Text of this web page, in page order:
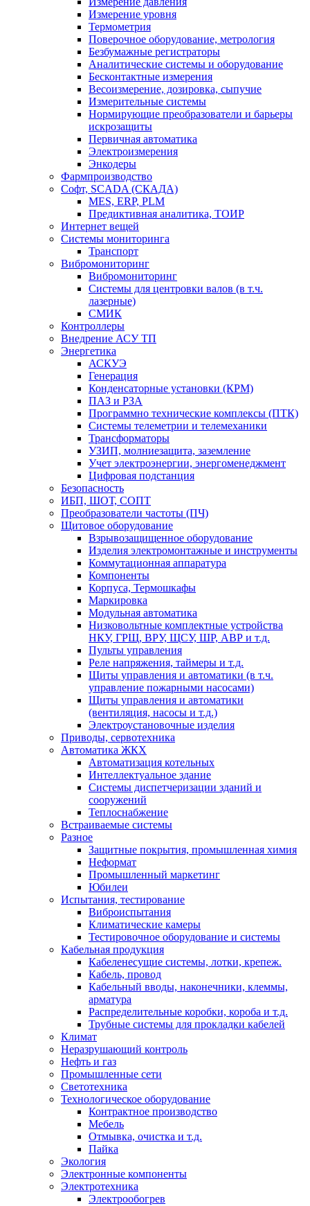
Измерение уровня
Термометрия
Поверочное оборудование, метрология
Безбумажные регистраторы
Аналитические системы и оборудование
Бесконтактные измерения
Весоизмерение, дозировка, сыпучие
Измерительные системы
Нормирующие преобразователи и барьеры
искрозащиты
Первичная автоматика
Электроизмерения
Энкодеры
Фармпроизводство
Софт, SCADA (СКАДА)
MES, ERP, PLM
Предиктивная аналитика, ТОИР
Интернет вещей
Системы мониторинга
Транспорт
Вибромониторинг
Вибромониторинг
Системы для центровки валов (в т.ч.
лазерные)
СМИК
Контроллеры
Внедрение АСУ ТП
Энергетика
АСКУЭ
Генерация
Конденсаторные установки (КРМ)
ПАЗ и РЗА
Программно технические комплексы (ПТК)
Системы телеметрии и телемеханики
Трансформаторы
УЗИП, молниезащита, заземление
Учет электроэнергии, энергоменеджмент
Цифровая подстанция
Безопасность
ИБП, ШОТ, СОПТ
Преобразователи частоты (ПЧ)
Щитовое оборудование
Взрывозащищенное оборудование
Изделия электромонтажные и инструменты
Коммутационная аппаратура
Компоненты
Корпуса, Термошкафы
Маркировка
Модульная автоматика
Низковольтные комплектные устройства
НКУ, ГРЩ, ВРУ, ЩСУ, ШР, АВР и т.д.
Пульты управления
Реле напряжения, таймеры и т.д.
Щиты управления и автоматики (в т.ч.
управление пожарными насосами)
Щиты управления и автоматики
(вентиляция, насосы и т.д.)
Электроустановочные изделия
Приводы, сервотехника
Автоматика ЖКХ
Автоматизация котельных
Интеллектуальное здание
Системы диспетчеризации зданий и
сооружений
Теплоснабжение
Встраиваемые системы
Разное
Защитные покрытия, промышленная химия
Неформат
Промышленный маркетинг
Юбилеи
Испытания, тестирование
Виброиспытания
Климатические камеры
Тестировочное оборудование и системы
Кабельная продукция
Кабеленесущие системы, лотки, крепеж.
Кабель, провод
Кабельный вводы, наконечники, клеммы,
арматура
Распределительные коробки, короба и т.д.
Трубные системы для прокладки кабелей
Климат
Неразрушающий контроль
Нефть и газ
Промышленные сети
Светотехника
Технологическое оборудование
Контрактное производство
Мебель
Отмывка, очистка и т.д.
Пайка
Экология
Электронные компоненты
Электротехника
Электрообогрев